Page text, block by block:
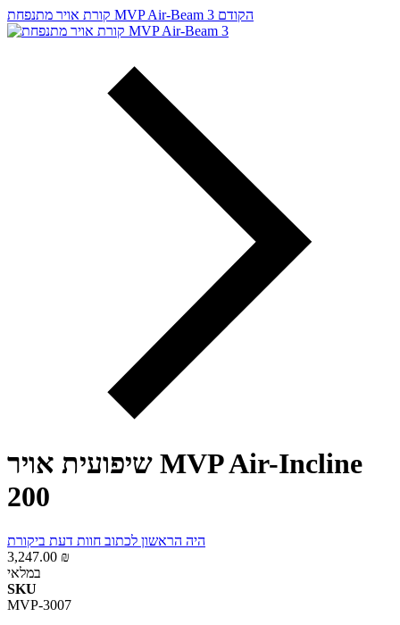
קורת אויר מתנפחת MVP Air-Beam 3 הקודם
שיפועית אויר MVP Air-Incline
200
היה הראשון לכתוב חוות דעת ביקורת
3,247.00 ₪
במלאי
SKU
MVP-3007